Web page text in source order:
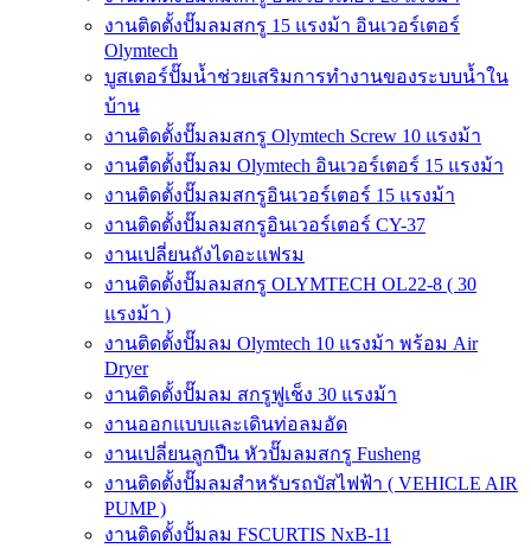
งานติดตั้งปั๊มลมสกรู 15 แรงม้า อินเวอร์เตอร์
Olymtech
บูสเตอร์ปั๊มน้ำช่วยเสริมการทำงานของระบบน้ำใน
บ้าน
งานติดตั้งปั๊มลมสกรู Olymtech Screw 10 แรงม้า
งานตืดตั้งปั๊มลม Olymtech อินเวอร์เตอร์ 15 แรงม้า
งานติดตั้งปั๊มลมสกรูอินเวอร์เตอร์ 15 แรงม้า
งานติดตั้งปั๊มลมสกรูอินเวอร์เตอร์ CY-37
งานเปลี่ยนถังไดอะแฟรม
งานติดตั้งปั๊มลมสกรู OLYMTECH OL22-8 ( 30
แรงม้า )
งานติดตั้งปั๊มลม Olymtech 10 แรงม้า พร้อม Air
Dryer
งานติดตั้งปั๊มลม สกรูฟูเช็ง 30 แรงม้า
งานออกแบบและเดินท่อลมอัด
งานเปลี่ยนลูกปืน หัวปั๊มลมสกรู Fusheng
งานติดตั้งปั๊มลมสำหรับรถบัสไฟฟ้า ( VEHICLE AIR
PUMP )
งานติดตั้งปั้มลม FSCURTIS NxB-11